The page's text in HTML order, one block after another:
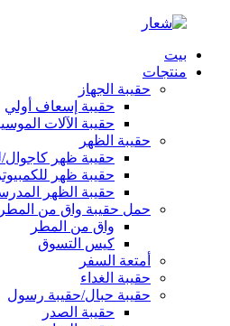
بيت
منتجات
حقيبة الجهاز
حقيبة إسعاف أولي
حقيبة الآلات
حقيبة الظهر
حقيبة ظهر كاجوال/
حقيبة ظهر
حقيبة الظهر
حمل حقيبة واق من المطر
واق من المطر
كيس التسوق
أمتعة السفر
حقيبة الغداء
حقيبة حبال/حقيبة رسول
حقيبة الصدر